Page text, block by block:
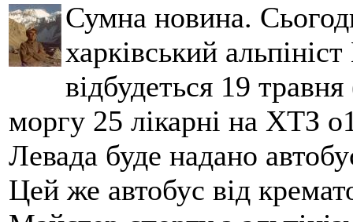
Сумна новина.
харківський
відбудеться 19
моргу 25 лікарні на ХТЗ
Левада буде надано
Цей же автобус від